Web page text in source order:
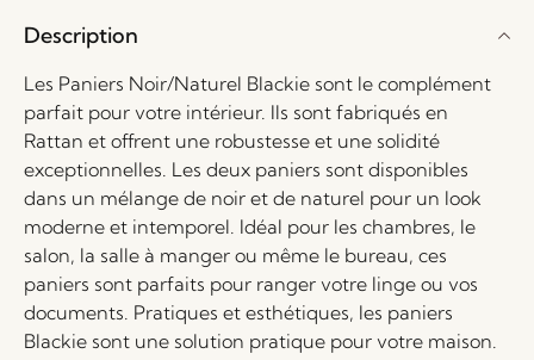
Description
Les Paniers Noir/Naturel Blackie sont le complément
parfait pour votre intérieur. Ils sont fabriqués en
Rattan et offrent une robustesse et une solidité
exceptionnelles. Les deux paniers sont disponibles
dans un mélange de noir et de naturel pour un look
moderne et intemporel. Idéal pour les chambres, le
salon, la salle à manger ou même le bureau, ces
paniers sont parfaits pour ranger votre linge ou vos
documents. Pratiques et esthétiques, les paniers
Blackie sont une solution pratique pour votre maison.